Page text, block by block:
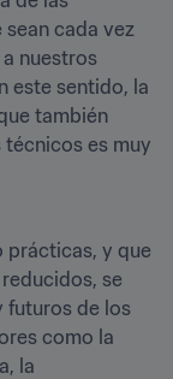
cada vez
nuestros
este sentido, la
también
es muy
prácticas, y que
se
futuros de los
como la
la